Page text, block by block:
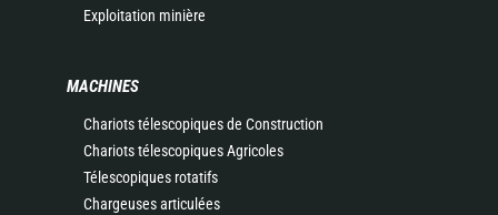
Exploitation minière
MACHINES
Chariots télescopiques de Construction
Chariots télescopiques Agricoles
Télescopiques rotatifs
Chargeuses articulées